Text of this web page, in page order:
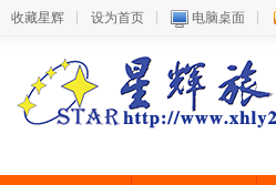
收藏星辉 设为首页 电脑桌面